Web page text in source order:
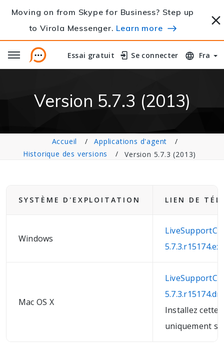
Moving on from Skype for Business? Step up
to Virola Messenger. Learn more
Essai gratuit
Essai gratuit Se connecter
Se connecter Fra
Version 5.7.3 (2013)
Accueil
Applications d'agent
Historique des versions
Version 5.7.3 (2013)
SYSTÈME D'EXPLOITATION LIEN DE
Windows
Mac OS X
Installez cette
uniquement